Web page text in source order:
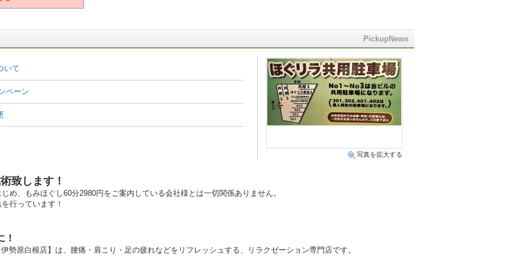
PickupNews
いて
ペーン
写真を拡大する
致します！
め、もみほぐし60分2980円をご案内している会社様とは一切関係ありません。
行っています！
！
勢原白根店】は、腰痛・肩こり・足の疲れなどをリフレッシュする、リラクゼーション専門店です。